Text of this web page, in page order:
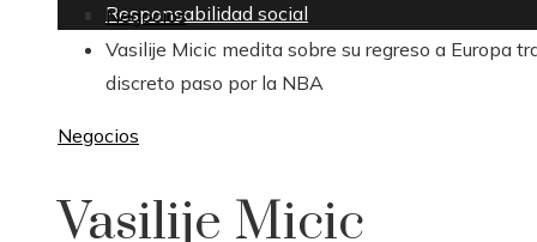
Responsabilidad social
Negocios
Vasilije Micic medita sobre su regreso a Europa
discreto paso por la NBA
Negocios
Vasilije Micic